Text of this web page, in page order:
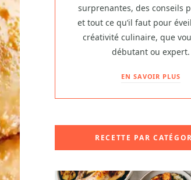
surprenantes, des conseils
et tout ce qu’il faut pour
créativité culinaire, que
débutant ou expert.
EN SAVOIR PLUS
RECETTE PAR